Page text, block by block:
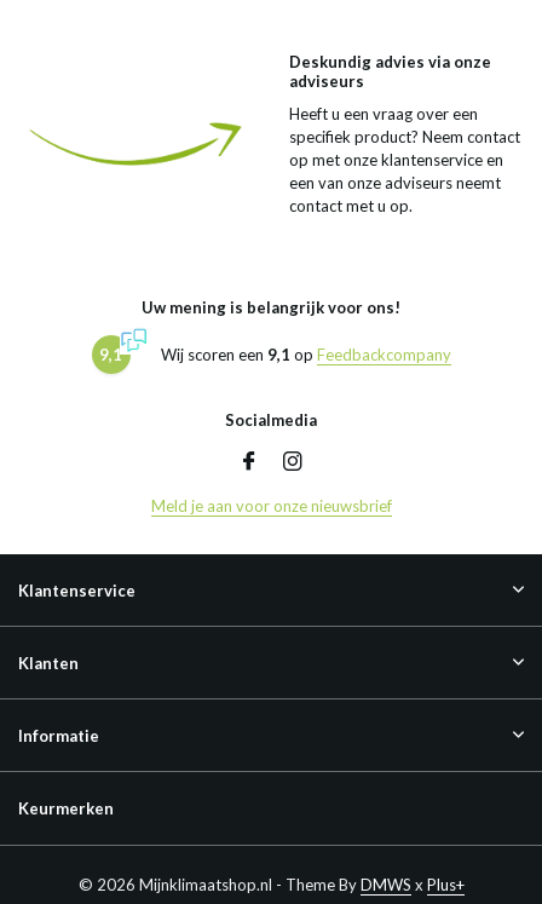
Deskundig advies via onze
adviseurs
Heeft u een vraag over een
specifiek product? Neem contact
op met onze klantenservice en
een van onze adviseurs neemt
contact met u op.
Uw mening is belangrijk voor ons!
9,1 Wij scoren een 9,1 op Feedbackcompany
Socialmedia
Meld je aan voor onze nieuwsbrief
Klantenservice
Klanten
Informatie
Keurmerken
© 2026 Mijnklimaatshop.nl - Theme ByDMWS x Plus+